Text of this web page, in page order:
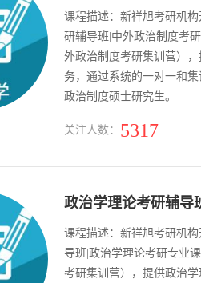
课程描述：新祥旭考研机
研辅导班|中外政治制度考
外政治制度考研集训营）
务，通过系统的一对一和
政治制度硕士研究生。
关注人数： 5317
政治学理论考研辅导
课程描述：新祥旭考研机
导班|政治学理论考研专业
考研集训营），提供政治